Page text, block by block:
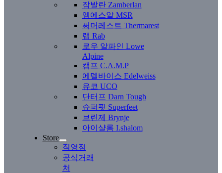
잠발란 Zamberlan
엠에스알 MSR
써머레스트 Thermarest
랩 Rab
로우 알파인 Lowe
Alpine
캠프 C.A.M.P
에델바이스 Edelweiss
유코 UCO
단터프 Darn Tough
슈퍼핏 Superfeet
브린제 Brynje
아이샬롬 I.shalom
Store
직영점
공식거래
처